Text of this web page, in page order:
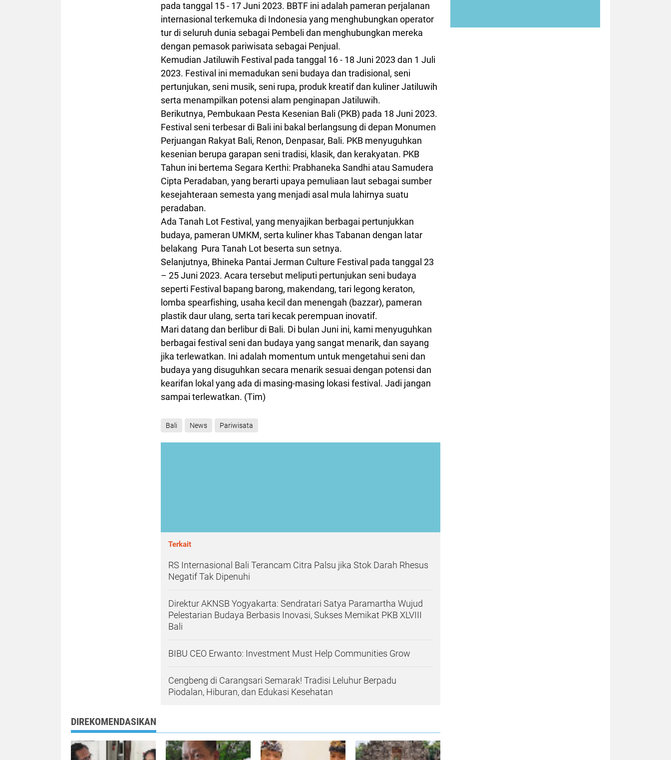
pada tanggal 15 - 17 Juni 2023. BBTF ini adalah pameran perjalanan
internasional terkemuka di Indonesia yang menghubungkan operator
tur di seluruh dunia sebagai Pembeli dan menghubungkan mereka
dengan pemasok pariwisata sebagai Penjual.
Kemudian Jatiluwih Festival pada tanggal 16 - 18 Juni 2023 dan 1 Juli
2023. Festival ini memadukan seni budaya dan tradisional, seni
pertunjukan, seni musik, seni rupa, produk kreatif dan kuliner Jatiluwih
serta menampilkan potensi alam penginapan Jatiluwih.
Berikutnya, Pembukaan Pesta Kesenian Bali (PKB) pada 18 Juni 2023.
Festival seni terbesar di Bali ini bakal berlangsung di depan Monumen
Perjuangan Rakyat Bali, Renon, Denpasar, Bali. PKB menyuguhkan
kesenian berupa garapan seni tradisi, klasik, dan kerakyatan. PKB
Tahun ini bertema Segara Kerthi: Prabhaneka Sandhi atau Samudera
Cipta Peradaban, yang berarti upaya pemuliaan laut sebagai sumber
kesejahteraan semesta yang menjadi asal mula lahirnya suatu
peradaban.
Ada Tanah Lot Festival, yang menyajikan berbagai pertunjukkan
budaya, pameran UMKM, serta kuliner khas Tabanan dengan latar
belakang Pura Tanah Lot beserta sun setnya.
Selanjutnya, Bhineka Pantai Jerman Culture Festival pada tanggal 23
– 25 Juni 2023. Acara tersebut meliputi pertunjukan seni budaya
seperti Festival bapang barong, makendang, tari legong keraton,
lomba spearfishing, usaha kecil dan menengah (bazzar), pameran
plastik daur ulang, serta tari kecak perempuan inovatif.
Mari datang dan berlibur di Bali. Di bulan Juni ini, kami menyuguhkan
berbagai festival seni dan budaya yang sangat menarik, dan sayang
jika terlewatkan. Ini adalah momentum untuk mengetahui seni dan
budaya yang disuguhkan secara menarik sesuai dengan potensi dan
kearifan lokal yang ada di masing-masing lokasi festival. Jadi jangan
sampai terlewatkan. (Tim)
Bali News Pariwisata
Terkait
RS Internasional Bali Terancam Citra Palsu jika Stok Darah Rhesus
Negatif Tak Dipenuhi
Direktur AKNSB Yogyakarta: Sendratari Satya Paramartha Wujud
Pelestarian Budaya Berbasis Inovasi, Sukses Memikat PKB XLVIII
Bali
BIBU CEO Erwanto: Investment Must Help Communities Grow
Cengbeng di Carangsari Semarak! Tradisi Leluhur Berpadu
Piodalan, Hiburan, dan Edukasi Kesehatan
DIREKOMENDASIKAN